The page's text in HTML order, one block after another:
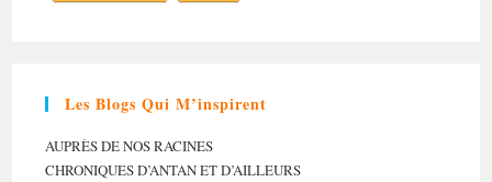
Les Blogs Qui M’inspirent
AUPRÈS DE NOS RACINES
CHRONIQUES D’ANTAN ET D’AILLEURS